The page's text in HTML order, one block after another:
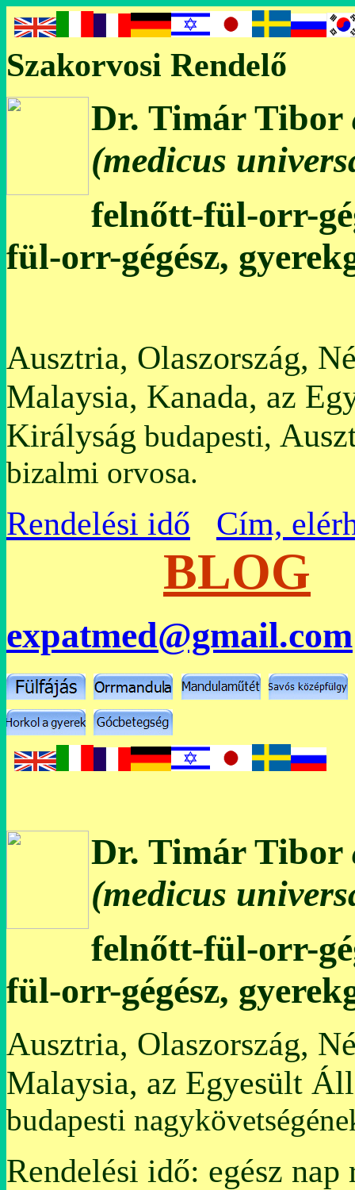
Szakorvosi Rendelő
Dr. Timár Tibor
(medicus
felnőtt-fül-orr-
fül-orr-gégész,
Ausztria, Olaszország,
Malaysia, Kanada, az
Királyság budapesti,
bizalmi orvosa.
Rendelési idő Cím,
BLOG
expatmed@gmail.com
Dr. Timár Tibor
(medicus
felnőtt-fül-orr-
fül-orr-gégész,
Ausztria, Olaszország,
Malaysia, az Egyesült
budapesti
Rendelési idő: egész nap